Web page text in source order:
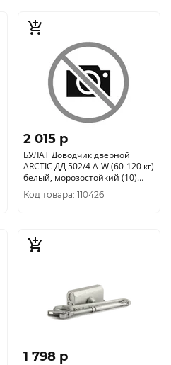
2 015 p
БУЛАТ Доводчик дверной
ARCTIC ДД 502/4 A-W (60-120 кг)
белый, морозостойкий (10)
704810
Код товара: 110426
1 798 p